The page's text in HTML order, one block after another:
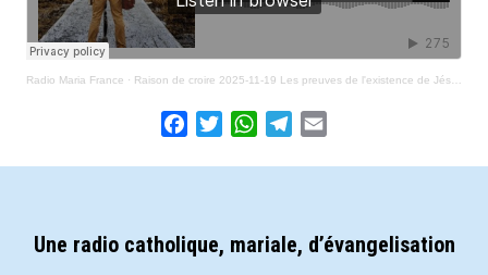
Radio Maria France · Raison de croire 2025-11-19 Les preuves de l'existence de Jésus
Facebook
TwitterWhatsApp
Telegram
Une radio catholique, mariale, d’évangelisation